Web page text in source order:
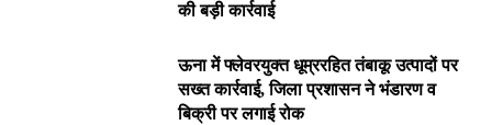
की बड़ी कार्रवाई
ऊना में फ्लेवरयुक्त धूम्ररहित तंबाकू उत्पादों पर
सख्त कार्रवाई, जिला प्रशासन ने भंडारण व
बिक्री पर लगाई रोक